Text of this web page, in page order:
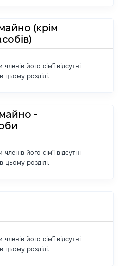
(крім
його сім'ї відсутні
цьому розділі.
-
його сім'ї відсутні
цьому розділі.
його сім'ї відсутні
цьому розділі.